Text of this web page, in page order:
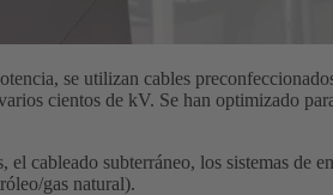
se utilizan cables
cientos de kV. Se han optimizado
el cableado subterráneo, los sistemas de
gas natural).